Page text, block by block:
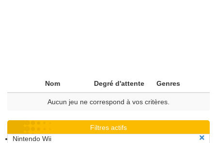
Nom Degré d'attente Genres
Aucun jeu ne correspond à vos critères.
Filtres actifs
Nintendo Wii